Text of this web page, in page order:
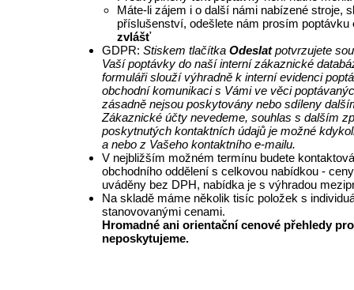
Máte-li zájem i o další námi nabízené stroje,
příslušenství, odešlete nám prosím poptávku
zvlášť
GDPR: Stiskem tlačítka Odeslatpotvrzujete
Vaší poptávky do naší interní zákaznické
formuláři slouží výhradně k interní evidenci
obchodní komunikaci s Vámi ve věci
zásadně nejsou poskytovány nebo sdíleny
Zákaznické účty nevedeme, souhlas s dalším
poskytnutých kontaktních údajů je možné
a nebo z Vašeho kontaktního e-mailu.
V nejbližším možném termínu budete
obchodního oddělení s celkovou nabídkou -
uváděny bez DPH, nabídka je s výhradou
Na skladě máme několik tisíc položek s
stanovovanými cenami.
Hromadné ani orientační cenové přehledy
neposkytujeme.